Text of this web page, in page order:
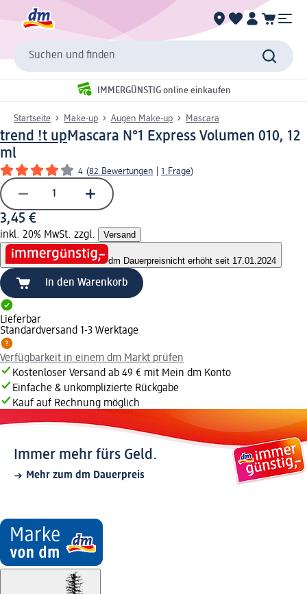
Suchen und finden
IMMERGÜNSTIG online einkaufen
Startseite Make-up Augen Make-up Mascara
trend !t upMascara N°1 Express Volumen 010, 12
ml
4 (82 Bewertungen 1 Frage)
3,45 €
inkl. 20% MwSt. zzgl. Versand
dm Dauerpreisnicht erhöht seit 17.01.2024
In den Warenkorb
Lieferbar
Standardversand 1-3 Werktage
Verfügbarkeit in einem dm Markt prüfen
Kostenloser Versand ab 49 € mit Mein dm Konto
Einfache & unkomplizierte Rückgabe
Kauf auf Rechnung möglich
Immer mehr fürs Geld.
Mehr zum dm Dauerpreis